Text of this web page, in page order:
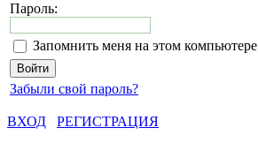
Пароль:
Запомнить меня на этом компьютере
Забыли свой пароль?
ВХОД
РЕГИСТРАЦИЯ